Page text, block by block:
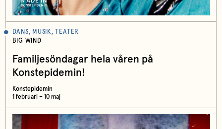
DANS, MUSIK, TEATER
BIG WIND
Familjesöndagar hela våren på
Konstepidemin!
Konstepidemin
1 februari – 10 maj